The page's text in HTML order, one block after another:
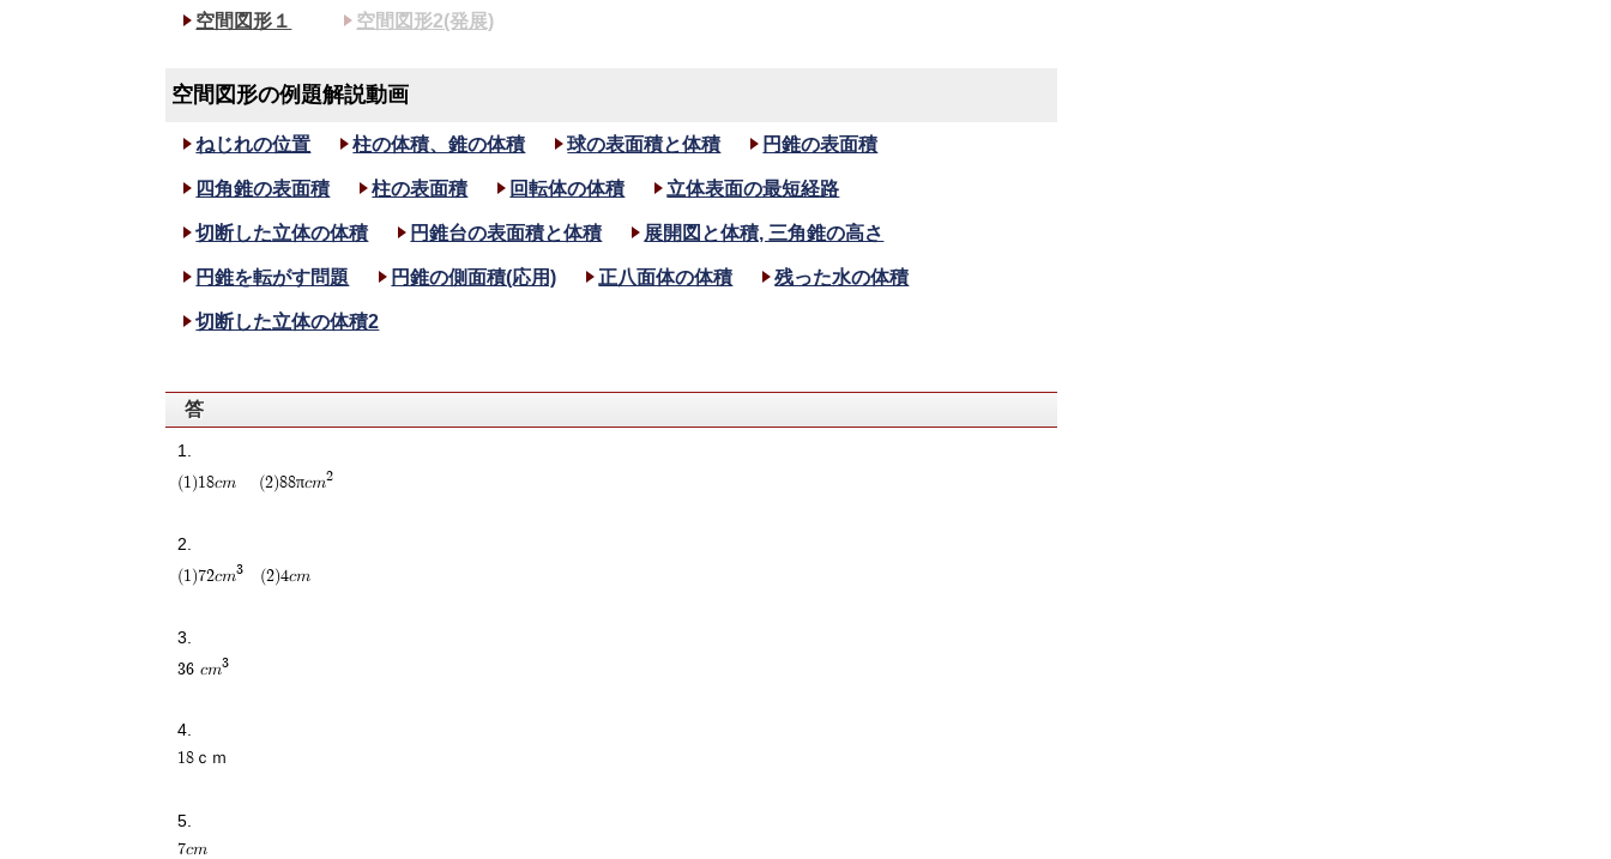
空間図形１ 空間図形2(発展)
空間図形の例題解説動画
ねじれの位置 柱の体積、錐の体積 球の表面積と体積 円錐の表面積
四角錐の表面積 柱の表面積 回転体の体積 立体表面の最短経路
切断した立体の体積 円錐台の表面積と体積 展開図と体積, 三角錐の高さ
円錐を転がす問題 円錐の側面積(応用) 正八面体の体積 残った水の体積
切断した立体の体積2
答
(1)18cm (2)88πcm2
(1)72cm3 (2)4cm
36 cm3
18ｃｍ
7cm